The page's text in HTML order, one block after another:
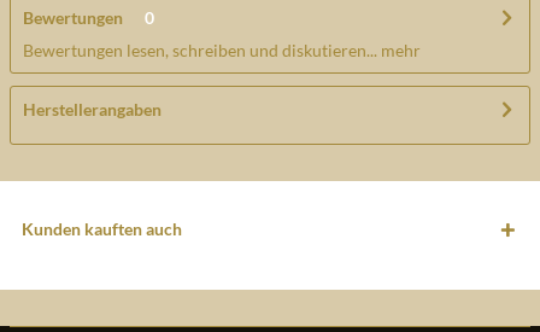
Bewertungen
0
Bewertungen lesen, schreiben und diskutieren... mehr
Herstellerangaben
Kunden kauften auch